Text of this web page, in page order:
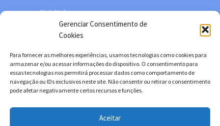
Gerenciar Consentimento de
Cookies
Para fornecer as melhores experiências, usamos tecnologias como cookies para
armazenar e/ou acessar informações do dispositivo. O consentimento para
essas tecnologias nos permitirá processar dados como comportamento de
navegação ou IDs exclusivos neste site. Não consentir ou retirar o consentimento
pode afetar negativamente certos recursos e funções.
Aceitar
Web Mail
Política de privacidade
Facebook
Twitter
YouTube
Instagram